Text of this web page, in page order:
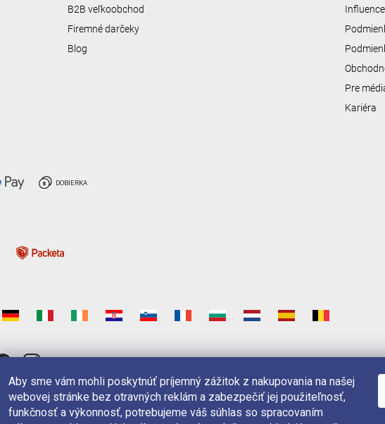
Aby sme vám mohli poskytnúť príjemný zážitok z nakupovania na našej
webovej stránke bez otravných reklám a zabezpečiť jej použiteľnosť,
funkčnosť a výkonnosť, potrebujeme váš súhlas so spracovaním
B2B veľkoobchod
Firemné darčeky
Blog
Pre
Kariéra